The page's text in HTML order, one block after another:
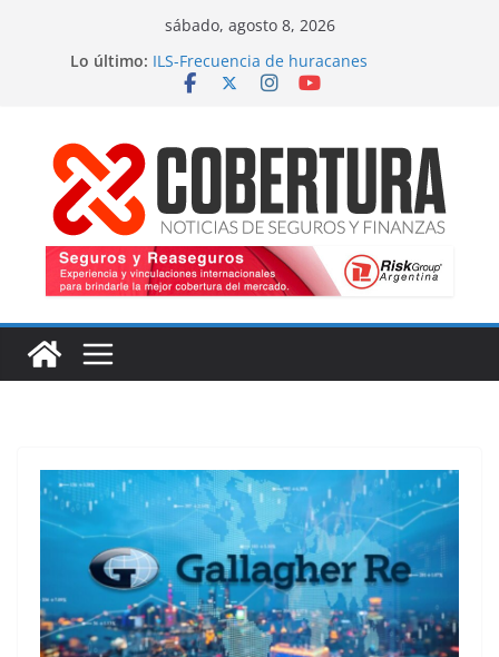
sábado, agosto 8, 2026
Lo último: ILS-Frecuencia de huracanes
Seguro marítimo-Presiones cruzadas
Fitch-Impulso a la innovación